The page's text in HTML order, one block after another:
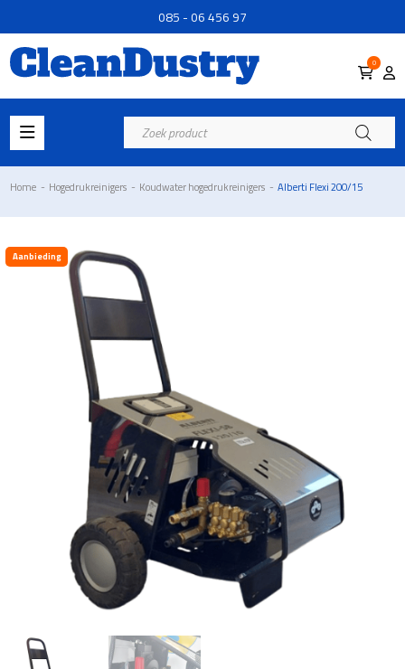
085 - 06 456 97
0
Producten
zoeken
Home - Hogedrukreinigers - Koudwater hogedrukreinigers - Alberti Flexi 200/15
Aanbieding